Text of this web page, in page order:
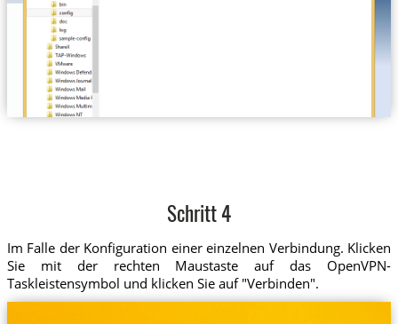
Schritt 4
Im Falle der Konfiguration einer einzelnen Verbindung. Klicken
Sie mit der rechten Maustaste auf das OpenVPN-
Taskleistensymbol und klicken Sie auf "Verbinden".